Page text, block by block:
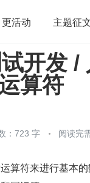
更活动 主题征
算法
运维
开发 /
算符
：723 字 阅读完
算符来进行基本